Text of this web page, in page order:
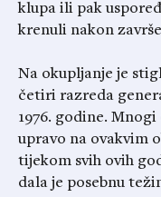
klupa ili pak
krenuli nakon
Na okupljanje je
četiri razreda
1976. godine.
upravo na ovakvim
tijekom svih ovih
dala je posebnu